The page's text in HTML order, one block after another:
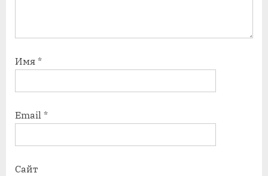
Имя *
Email *
Сайт